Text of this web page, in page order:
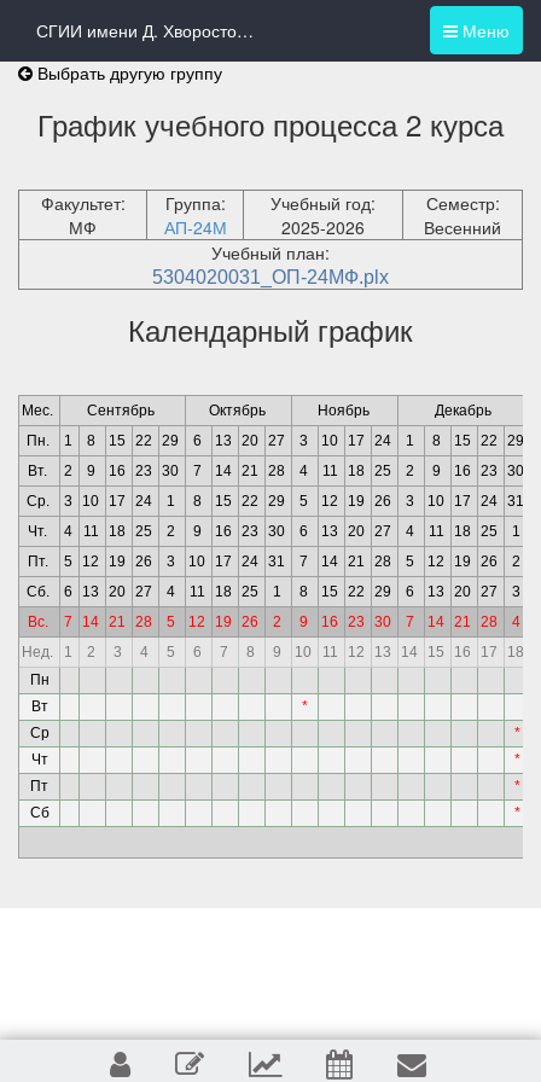
Меню
СГИИ имени Д. Хворостовского
Выбрать другую группу
График учебного процесса 2 курса
Факультет:
МФ
Группа:
АП-24М
Учебный год:
2025-2026
Семестр:
Весенний
Учебный план:
5304020031_ОП-24МФ.plx
Календарный график
Мес. Сентябрь Октябрь Ноябрь
Декабрь
Пн.
1 8 15 22 29 6 13 20 27 3 10 17 24 1 8 15 22 29
Вт.
2 9 16 23 30 7 14 21 28 4 11 18 25 2 9 16 23 30
Ср.
3 10 17 24 1 8 15 22 29 5 12 19 26 3 10 17 24 31
Чт.
4 11 18 25 2 9 16 23 30 6 13 20 27 4 11 18 25 1
Пт.
5 12 19 26 3 10 17 24 31 7 14 21 28 5 12 19 26 2
Сб.
6 13 20 27 4 11 18 25 1 8 15 22 29 6 13 20 27 3
Вс.
7 14 21 28 5 12 19 26 2 9 16 23 30 7 14 21 28 4
Нед.
1 2 3 4 5 6 7 8 9 10 11 12 13 14 15 16 17 18
Пн
Вт
*
Ср
*
Чт
*
Пт
*
Сб
*